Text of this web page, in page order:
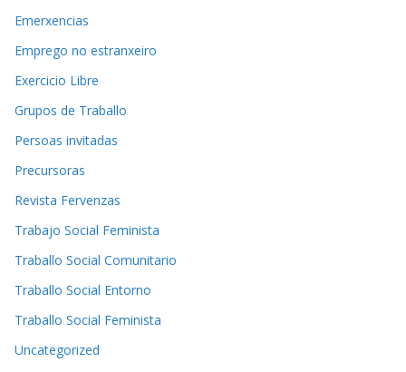
Emerxencias
Emprego no estranxeiro
Exercicio Libre
Grupos de Traballo
Persoas invitadas
Precursoras
Revista Fervenzas
Trabajo Social Feminista
Traballo Social Comunitario
Traballo Social Entorno
Traballo Social Feminista
Uncategorized